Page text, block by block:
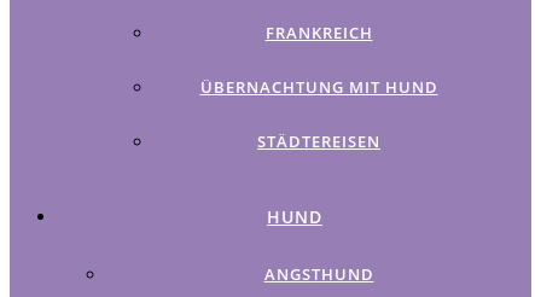
FRANKREICH
ÜBERNACHTUNG MIT HUND
STÄDTEREISEN
HUND
ANGSTHUND